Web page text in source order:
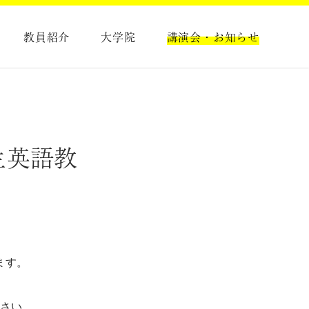
教員紹介 大学院 講演会・お知らせ
語教
。